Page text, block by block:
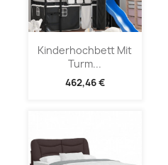
Kinderhochbett Mit
Turm...
462,46 €